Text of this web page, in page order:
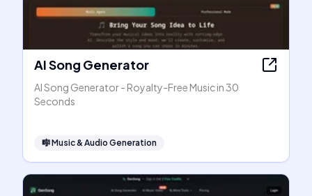
AI Song Generator
AI Song Generator - Royalty-Free Music in 30
Seconds
🎼Music & Audio Generation